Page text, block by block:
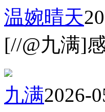
温婉晴天
[//@九满]
九满2026-